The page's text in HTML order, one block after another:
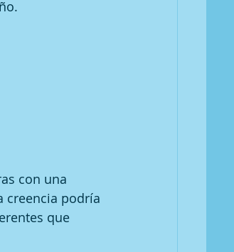
con una
creencia podría
que